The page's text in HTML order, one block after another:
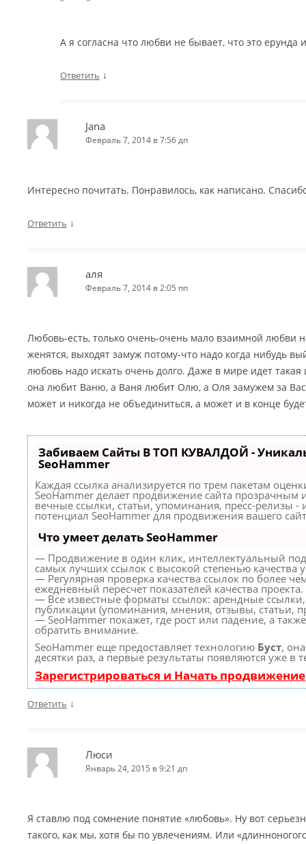
А я согласна что любви не бывает, что это ерунда
Ответить ↓
Jana
Февраль 7, 2014 в 7:56 дп
Интересно почитать. Понравилось, как написано.
Ответить ↓
аля
Февраль 7, 2014 в 2:05 пп
Любовь-есть, только очень-очень мало взаимной любви
женятся, выходят замуж потому-что надо когда нибудь
любовь надо искать очень долго. Даже в мире идет
она любит Ваню, а Ваня любит Олю, а Оля замужем за
может и никогда не объединиться, а может и в конце
Забиваем Сайты В ТОП КУВАЛДОЙ -
SeoHammer
Каждая ссылка анализируется по трем пакетам
SeoHammer делает продвижение сайта прозрачным
вечные ссылки, статьи, упоминания, пресс-релизы -
потенциал SeoHammer для продвижения вашего
Что умеет делать SeoHammer
— Продвижение в один клик, интеллектуальный
самых лучших ссылок с высокой степенью качества
— Регулярная проверка качества ссылок по более
ежедневный пересчет показателей качества проекта.
— Все известные форматы ссылок: арендные
публикации (упоминания, мнения, отзывы, статьи,
— SeoHammer покажет, где рост или падение, а
обратить внимание.
SeoHammer еще предоставляет технологию Буст,
десятки раз, а первые результаты появляются уже в
Зарегистрироваться и Начать продвижение
Ответить ↓
Люси
Январь 24, 2015 в 9:21 дп
Я ставлю под сомнение понятие «любовь». Ну вот
такого, как мы, хотя бы по увлечениям. Или